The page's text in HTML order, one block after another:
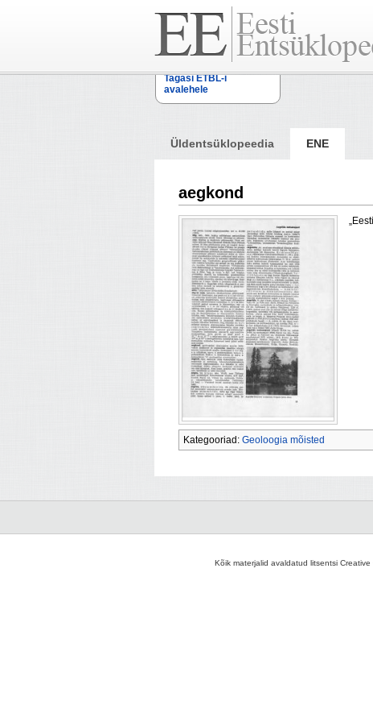
Tagasi ETBL-i
avalehele
Üldentsüklopeedia ENE
aegkond
Kategooriad: Geoloogia mõisted
Kõik materjalid avaldatud litsentsi